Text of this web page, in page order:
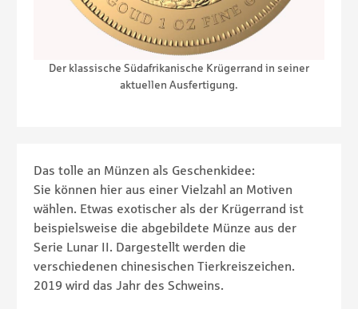
Der klassische Südafrikanische Krügerrand in seiner
aktuellen Ausfertigung.
Das tolle an Münzen als Geschenkidee:
Sie können hier aus einer Vielzahl an Motiven
wählen. Etwas exotischer als der Krügerrand ist
beispielsweise die abgebildete Münze aus der
Serie Lunar II. Dargestellt werden die
verschiedenen chinesischen Tierkreiszeichen.
2019 wird das Jahr des Schweins.